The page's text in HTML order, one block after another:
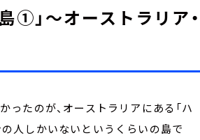
①」～オーストラリア・
たのが、オーストラリアにある「ハ
人しかいないというくらいの島で